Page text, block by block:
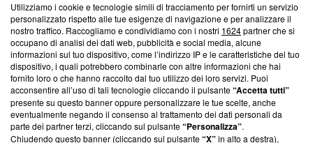
Questa sezione offre informazioni trasparenti su Blasting
News, sui nostri processi editoriali e su come ci impegniamo a
creare news di qualità. Inoltre, afferma la nostra aderenza a
‘Trust Project - News with Integrity’Blasting News non è
ancora membro del programma, ma ha richiesto di farne
parte; Trust Project non ha ancora effettuato una verifica di
conformità agli standard.
Su di noi
Utilizziamo i cookie e tecnologie simili di tracciamento per fornirti un servizio
personalizzato rispetto alle tue esigenze di navigazione e per analizzare il
nostro traffico. Raccogliamo e condividiamo con i nostri 1624partner che si
occupano di analisi dei dati web, pubblicità e social media, alcune
informazioni sul tuo dispositivo, come l’indirizzo IP e le caratteristiche del tuo
dispositivo, i quali potrebbero combinarle con altre informazioni che hai
fornito loro o che hanno raccolto dal tuo utilizzo dei loro servizi. Puoi
acconsentire all’uso di tali tecnologie cliccando il pulsante“Accetta tutti”
presente su questo banner oppure personalizzare le tue scelte, anche
eventualmente negando il consenso al trattamento dei dati personali da
parte dei partner terzi, cliccando sul pulsante“Personalizza”.
Chiudendo questo banner (cliccando sul pulsante“X”in alto a destra),